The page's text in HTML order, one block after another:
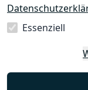
Essenziell